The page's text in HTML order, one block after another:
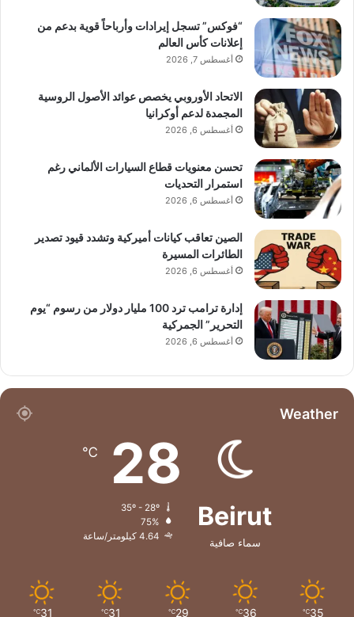
“فوكس” تسجل إيرادات وأرباحاً قوية بدعم من
إعلانات كأس العالم
أغسطس 7, 2026
الاتحاد الأوروبي يخصص عوائد الأصول الروسية
المجمدة لدعم أوكرانيا
أغسطس 6, 2026
تحسن معنويات قطاع السيارات الألماني رغم
استمرار التحديات
أغسطس 6, 2026
الصين تعاقب كيانات أميركية وتشدد قيود تصدير
الطائرات المسيرة
أغسطس 6, 2026
إدارة ترامب ترد 100 مليار دولار من رسوم “يوم
التحرير” الجمركية
أغسطس 6, 2026
Weather
Beirut
سماء صافية
28
℃
75%
4.64 كيلومتر/ساعة
35
℃
36
℃
29
℃
31
℃
31
℃